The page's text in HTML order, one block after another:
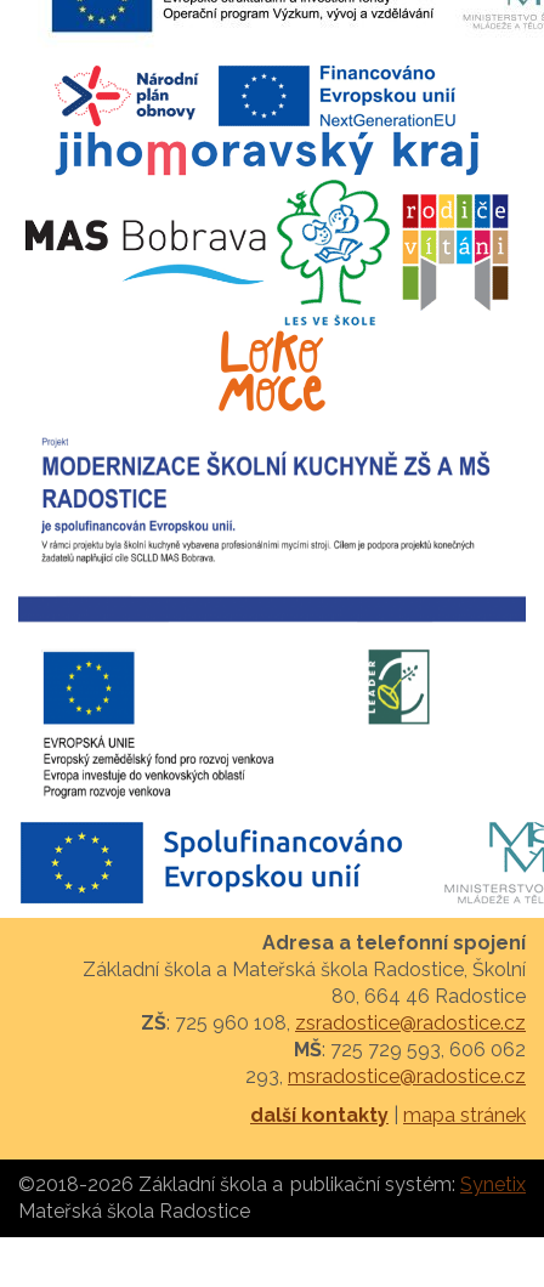
Adresa a telefonní spojení
Základní škola a Mateřská škola Radostice, Školní
80, 664 46 Radostice
ZŠ: 725 960 108, zsradostice@radostice.cz
MŠ: 725 729 593, 606 062
293, msradostice@radostice.cz
další kontakty
mapa stránek
publikační systém: Synetix
©2018-2026 Základní škola a
Mateřská škola Radostice